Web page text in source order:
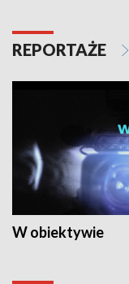
REPORTAŻE
W obiektywie